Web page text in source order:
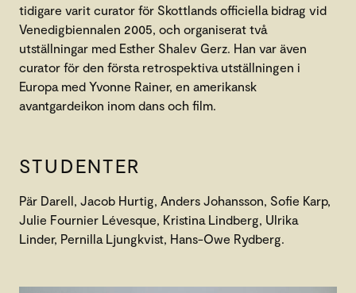
tidigare varit curator för Skottlands officiella bidrag vid
Venedigbiennalen 2005, och organiserat två
utställningar med Esther Shalev Gerz. Han var även
curator för den första retrospektiva utställningen i
Europa med Yvonne Rainer, en amerikansk
avantgardeikon inom dans och film.
STUDENTER
Pär Darell, Jacob Hurtig, Anders Johansson, Sofie Karp,
Julie Fournier Lévesque, Kristina Lindberg, Ulrika
Linder, Pernilla Ljungkvist, Hans-Owe Rydberg.